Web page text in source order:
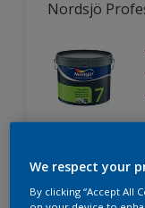
Nordsjö
We respect your
By clicking “Accept All